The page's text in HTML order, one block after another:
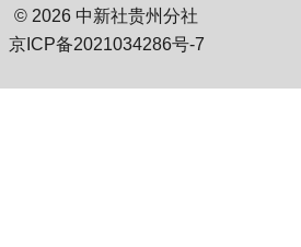
© 2026 中新社贵州分社
京ICP备2021034286号-7